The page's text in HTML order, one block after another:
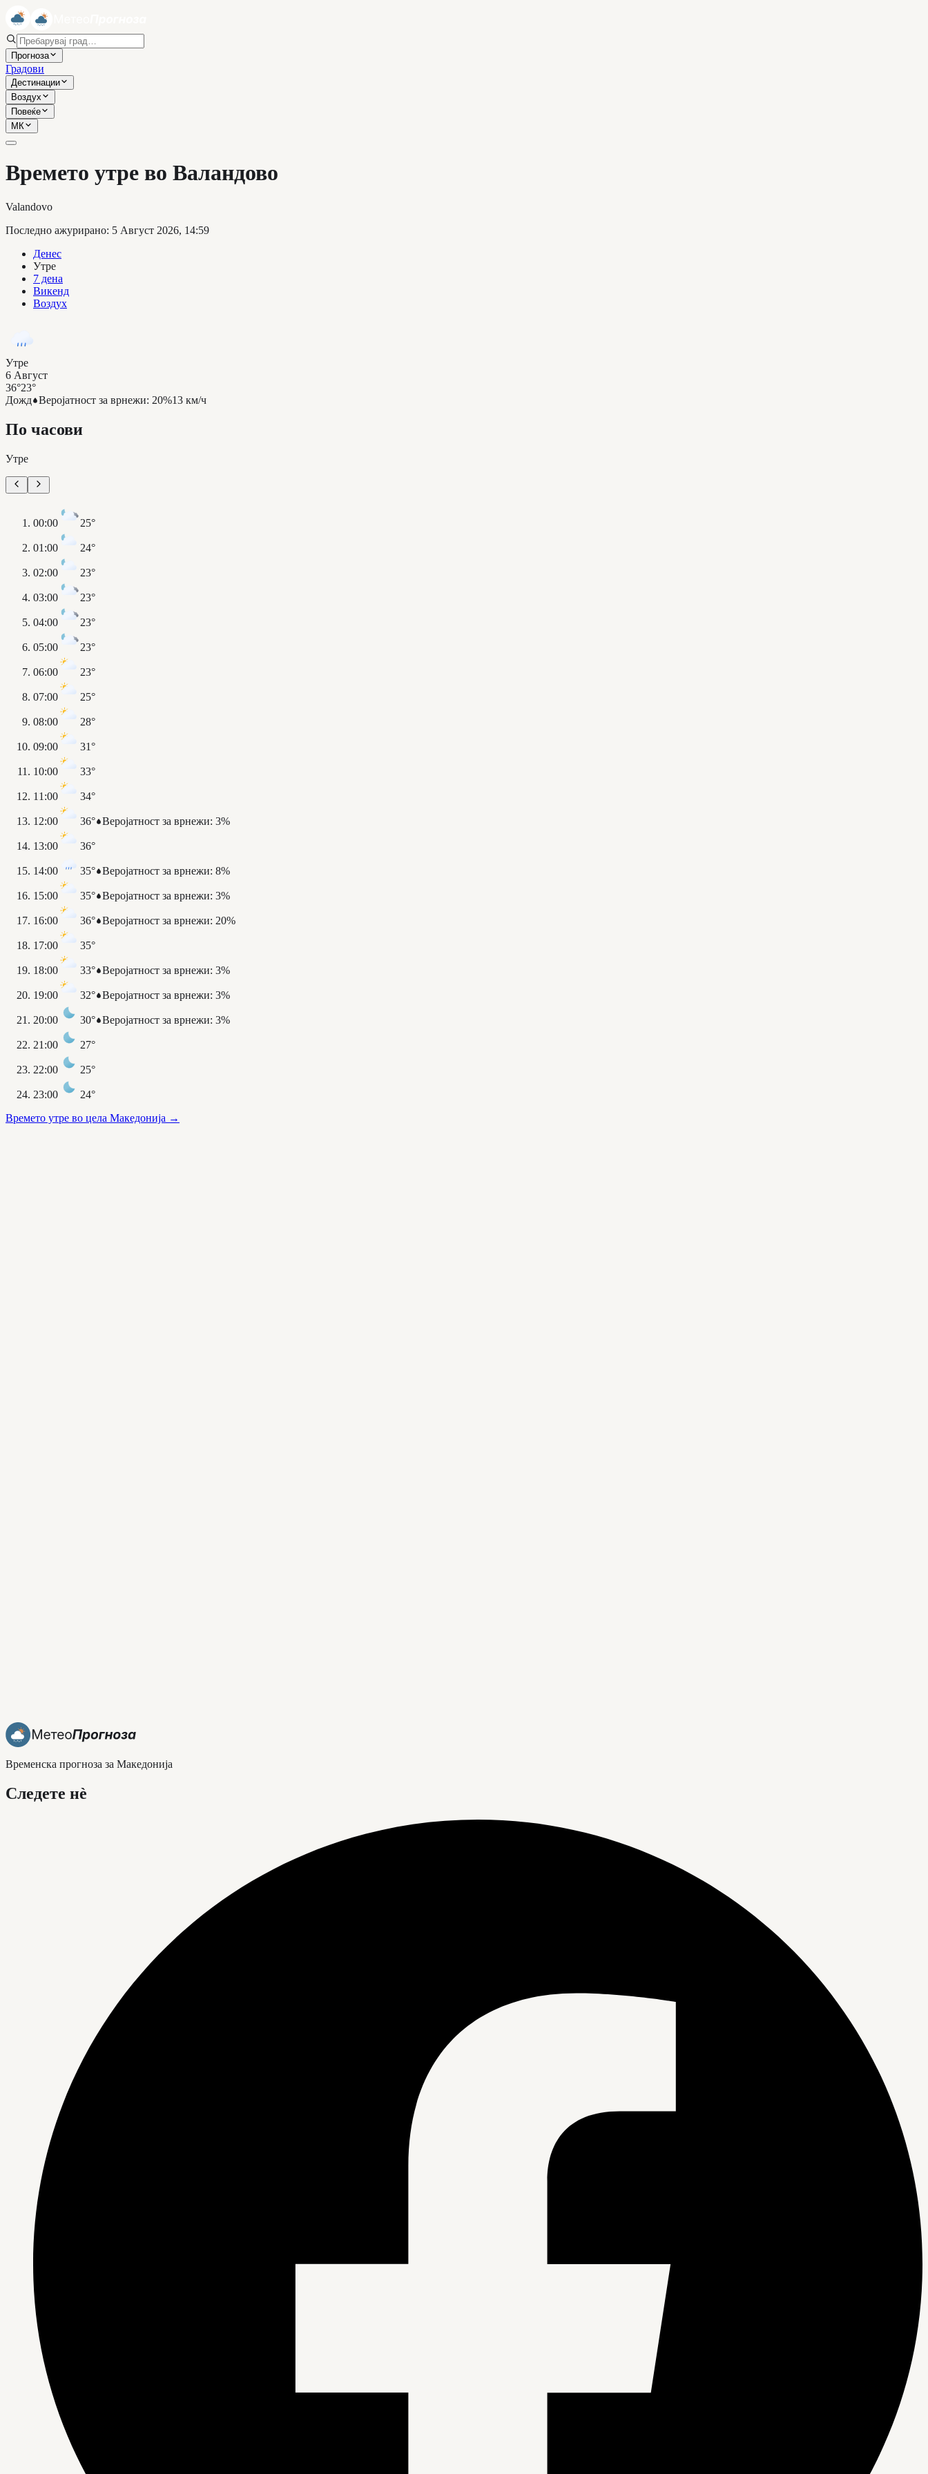
Прогноза
Градови
Дестинации
Воздух
Повеќе
МК
Времето утре во Валандово
Valandovo
Последно ажурирано: 5 Август 2026, 14:59
Денес
Утре
7 дена
Викенд
Воздух
Утре
6 Август
36°23°
Дожд Веројатност за врнежи: 20%13 км/ч
По часови
Утре
00:00 25°
01:00 24°
02:00 23°
03:00 23°
04:00 23°
05:00 23°
06:00 23°
07:00 25°
08:00 28°
09:00 31°
10:00 33°
11:00 34°
12:00 36° Веројатност за врнежи: 3%
13:00 36°
14:00 35° Веројатност за врнежи: 8%
15:00 35° Веројатност за врнежи: 3%
16:00 36° Веројатност за врнежи: 20%
17:00 35°
18:00 33° Веројатност за врнежи: 3%
19:00 32° Веројатност за врнежи: 3%
20:00 30° Веројатност за врнежи: 3%
21:00 27°
22:00 25°
23:00
24°
Времето утре во цела Македонија →
Временска прогноза за Македонија
Следете нè